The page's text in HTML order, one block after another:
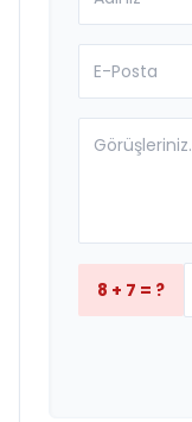
8 + 7 = ?